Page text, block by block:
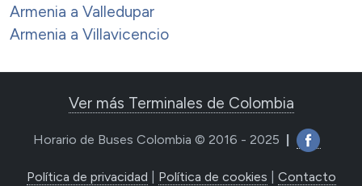
Armenia a Valledupar
Armenia a Villavicencio
Ver más Terminales de Colombia
Horario de Buses Colombia © 2016 - 2025
Política de privacidad Política de cookies Contacto